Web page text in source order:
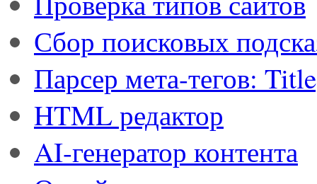
Сбор поисковых
Парсер мета-тегов:
HTML редактор
AI-генератор контента